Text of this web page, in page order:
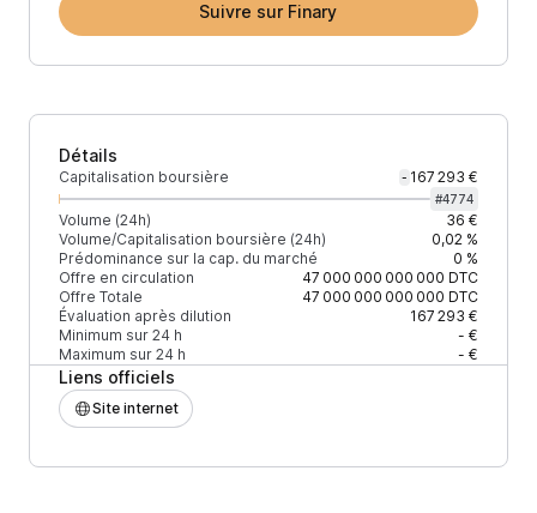
Suivre sur Finary
Détails
Capitalisation boursière - 167 293 €
#4774
Volume (24h)
36 €
Volume/Capitalisation boursière (24h)
0,02 %
Prédominance sur la cap. du marché
0 %
Offre en circulation
47 000 000 000 000 DTC
Offre Totale
47 000 000 000 000 DTC
Évaluation après dilution
167 293 €
Minimum sur 24 h
- €
Maximum sur 24 h
- €
Liens officiels
Site internet